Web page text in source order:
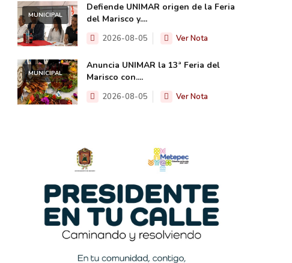
MUNICIPAL
Defiende UNIMAR origen de la Feria
del Marisco y....
2026-08-05 Ver Nota
MUNICIPAL
Anuncia UNIMAR la 13ª Feria del
Marisco con....
2026-08-05 Ver Nota